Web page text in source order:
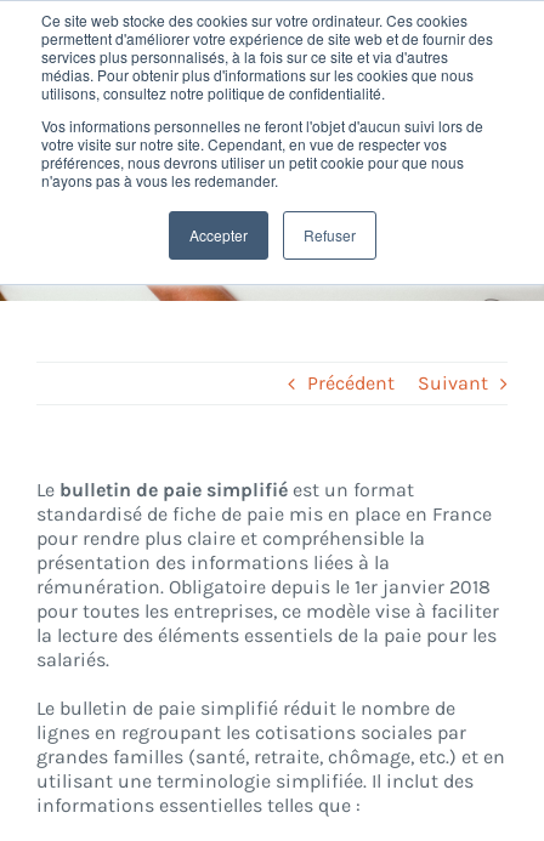
Ce site web stocke des cookies sur votre ordinateur. Ces cookies
permettent d'améliorer votre expérience de site web et de fournir des
services plus personnalisés, à la fois sur ce site et via d'autres
médias. Pour obtenir plus d'informations sur les cookies que nous
utilisons, consultez notre politique de confidentialité.
Vos informations personnelles ne feront l'objet d'aucun suivi lors de
votre visite sur notre site. Cependant, en vue de respecter vos
préférences, nous devrons utiliser un petit cookie pour que nous
n'ayons pas à vous les redemander.
Accepter Refuser
Passer
contenu
Nos offres
Formation
Nos clients
Fortify
Support
CONNEXION
Bulletin de paie simplifié
Glossary Bulletin de paie simplifié
Précédent Suivant
Le bulletin de paie simplifié est un format
standardisé de fiche de paie mis en place en France
pour rendre plus claire et compréhensible la
présentation des informations liées à la
rémunération. Obligatoire depuis le 1er janvier 2018
pour toutes les entreprises, ce modèle vise à faciliter
la lecture des éléments essentiels de la paie pour les
salariés.
Le bulletin de paie simplifié réduit le nombre de
lignes en regroupant les cotisations sociales par
grandes familles (santé, retraite, chômage, etc.) et en
utilisant une terminologie simplifiée. Il inclut des
informations essentielles telles que :